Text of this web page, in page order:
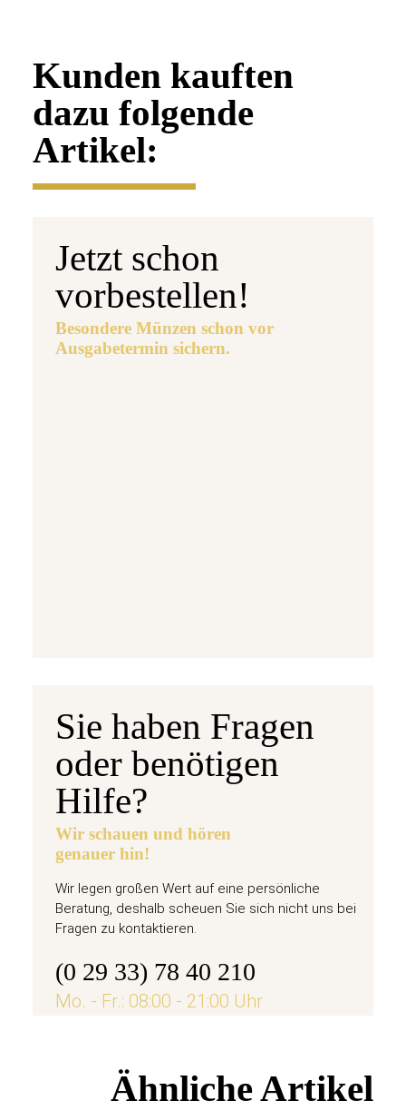
Kunden kauften
dazu folgende
Artikel:
Jetzt schon
vorbestellen!
Besondere Münzen schon vor
Ausgabetermin sichern.
Sie haben Fragen
oder benötigen
Hilfe?
Wir schauen und hören
genauer hin!
Wir legen großen Wert auf eine persönliche
Beratung, deshalb scheuen Sie sich nicht uns bei
Fragen zu kontaktieren.
(0 29 33) 78 40 210
Mo. - Fr.: 08:00 - 21:00 Uhr
Ähnliche Artikel